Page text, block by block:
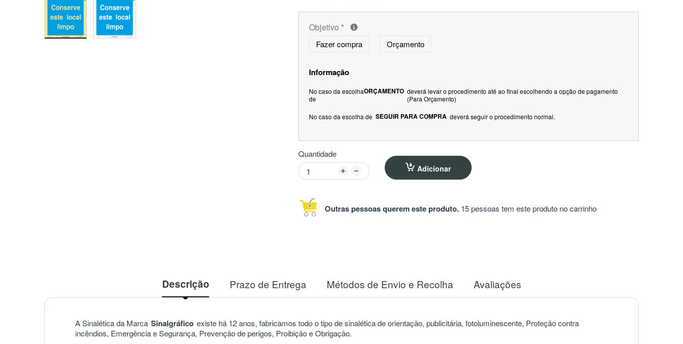
Objetivo *
Fazer compra Orçamento
Informação
No caso da escolha
de
ORÇAMENTOdeverá levar o procedimento até ao final escolhendo a opção de pagamento
(Para Orçamento)
No caso da escolha de SEGUIR PARA COMPRA deverá seguir o procedimento normal.
Quantidade
Adicionar
Outras pessoas querem este produto. 15 pessoas tem este produto no carrinho
Descrição Prazo de Entrega Métodos de Envio e Recolha Avaliações
A Sinalética da Marca Sinalgráfico existe há 12 anos, fabricamos todo o tipo de sinalética de orientação, publicitária, fotoluminescente, Proteção contra
incêndios, Emergência e Segurança, Prevenção de perigos, Proibição e Obrigação.